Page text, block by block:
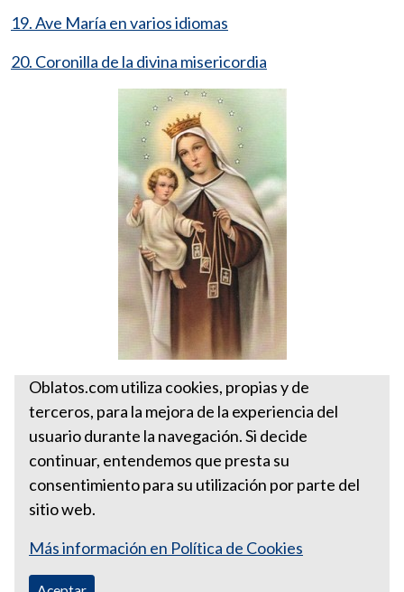
19. Ave María en varios idiomas
20. Coronilla de la divina misericordia
Santa Sede
Oración a la Virgen del
Carmen
Oblatos.com utiliza cookies, propias y de
terceros, para la mejora de la experiencia del
usuario durante la navegación. Si decide
continuar, entendemos que presta su
consentimiento para su utilización por parte del
sitio web.
Más información en Política de Cookies